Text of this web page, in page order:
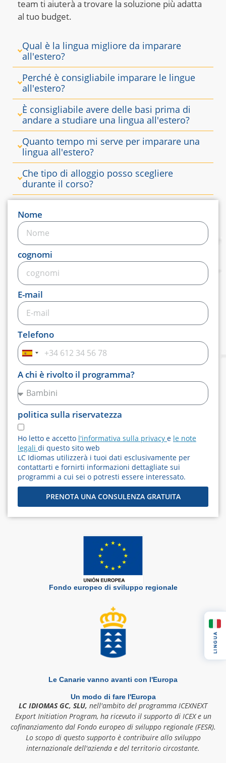
Nome
cognomi
E-mail
Telefono
Spagna
+34
A chi è rivolto il programma?
politica sulla riservatezza
Ho letto e accetto l'informativa sulla privacy e le note
legali di questo sito web
LC Idiomas utilizzerà i tuoi dati esclusivamente per
contattarti e fornirti informazioni dettagliate sui
programmi a cui sei o potresti essere interessato.
PRENOTA UNA CONSULENZA GRATUITA
team ti aiuterà a trovare la soluzione più adatta
al tuo budget.
Qual è la lingua migliore da imparare
all'estero?
Perché è consigliabile imparare le lingue
all'estero?
È consigliabile avere delle basi prima di
andare a studiare una lingua all'estero?
Quanto tempo mi serve per imparare una
lingua all'estero?
Che tipo di alloggio posso scegliere
durante il corso?
Fondo europeo di sviluppo regionale
Le Canarie vanno avanti con l'Europa
Un modo di fare l'Europa
LC IDIOMAS GC, SLU, nell'ambito del programma ICEXNEXT
Export Initiation Program, ha ricevuto il supporto di ICEX e un
cofinanziamento dal Fondo europeo di sviluppo regionale (FESR).
Lo scopo di questo supporto è contribuire allo sviluppo
internazionale dell'azienda e del territorio circostante.
LINGUA